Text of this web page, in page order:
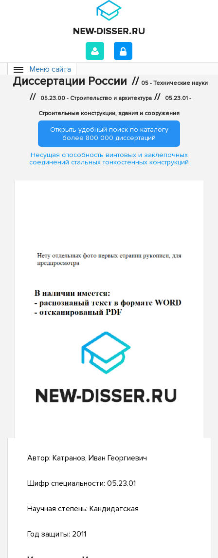
Меню сайта
Диссертации России // 05 - Технические науки
// 05.23.00 - Строительство и архитектура // 05.23.01 -
Строительные конструкции, здания и сооружения
Открыть удобный поиск по каталогу
более 800 000 диссертаций
Несущая способность винтовых и заклепочных
соединений стальных тонкостенных конструкций
Автор: Катранов, Иван Георгиевич
Шифр специальности: 05.23.01
Научная степень: Кандидатская
Год защиты: 2011